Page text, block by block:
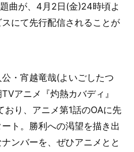
題曲が、4月2日(金)24時頃よ
にて先行配信されることが
・宵越竜哉(よいごしたつ
アニメ『灼熱カバディ』
おり、アニメ第1話のOAに先
ト。勝利への渇望を描き出
ンバーを、ぜひアニメとと